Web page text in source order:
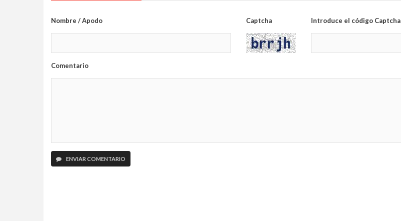
Nombre / Apodo Captcha Introduce el código Captcha
Comentario
ENVIAR COMENTARIO